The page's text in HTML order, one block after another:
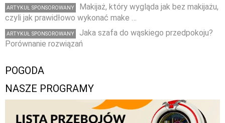
ARTYKUŁ SPONSOROWANY
Makijaż, który wygląda jak bez makijażu,
czyli jak prawidłowo wykonać make …
ARTYKUŁ SPONSOROWANY
Jaka szafa do wąskiego przedpokoju?
Porównanie rozwiązań
POGODA
NASZE PROGRAMY